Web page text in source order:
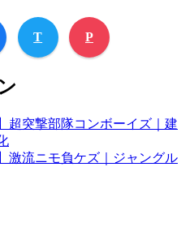
T P
超突撃部隊コンボーイズ｜建
激流ニモ負ケズ｜ジャングル